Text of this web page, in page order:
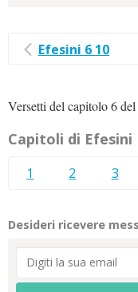
Efesini 6 10
Versetti del capitolo 6
Capitoli di Efesini
1 2 3
Desideri ricevere